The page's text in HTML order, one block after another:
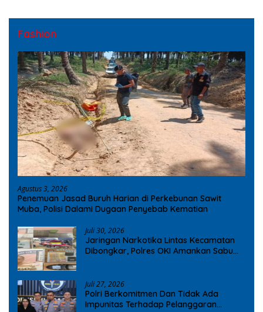
Fashion
Agustus 3, 2026
Penemuan Jasad Buruh Harian di Perkebunan Sawit
Muba, Polisi Dalami Dugaan Penyebab Kematian
Juli 30, 2026
Jaringan Narkotika Lintas Kecamatan
Dibongkar, Polres OKI Amankan Sabu
Juli 27, 2026
Polri Berkomitmen Dan Tidak Ada
Impunitas Terhadap Pelanggaran